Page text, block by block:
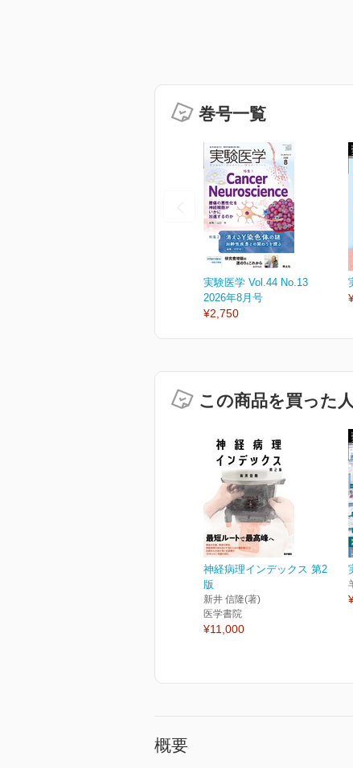
巻号一覧
実験医学 Vol.44 No.13
2026年8月号
¥2,750
この商品を買った
神経病理インデックス 第2
版
新井 信隆(著)
医学書院
¥11,000
概要